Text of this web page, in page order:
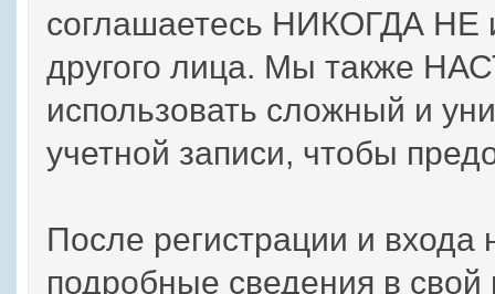
соглашаетесь НИКОГДА НЕ
другого лица. Мы также
использовать сложный и
учетной записи, чтобы
После регистрации и
подробные сведения в